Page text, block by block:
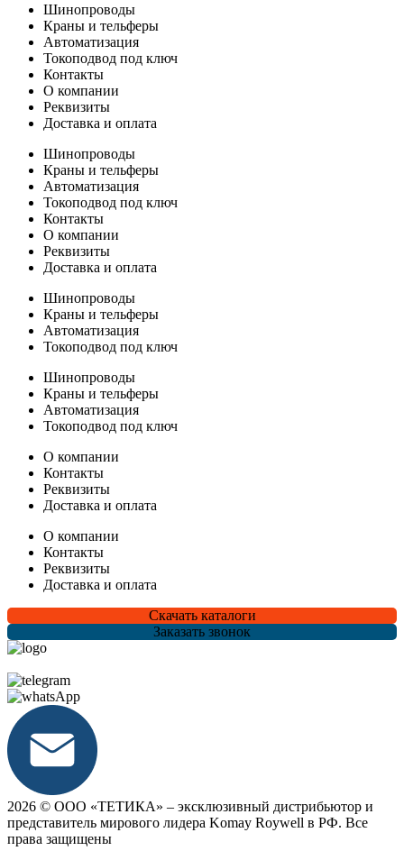
Шинопроводы
Краны и тельферы
Автоматизация
Токоподвод под ключ
Контакты
О компании
Реквизиты
Доставка и оплата
Шинопроводы
Краны и тельферы
Автоматизация
Токоподвод под ключ
Контакты
О компании
Реквизиты
Доставка и оплата
Шинопроводы
Краны и тельферы
Автоматизация
Токоподвод под ключ
Шинопроводы
Краны и тельферы
Автоматизация
Токоподвод под ключ
О компании
Контакты
Реквизиты
Доставка и оплата
О компании
Контакты
Реквизиты
Доставка и оплата
Скачать каталоги
Заказать звонок
2026 © ООО «ТЕТИКА» ‒ эксклюзивный дистрибьютор и
представитель мирового лидера Komay Roywell в РФ. Все
права защищены